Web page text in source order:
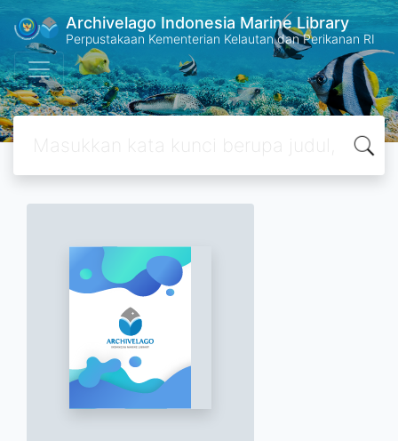
Archivelago Indonesia Marine Library
Perpustakaan Kementerian Kelautan dan Perikanan RI